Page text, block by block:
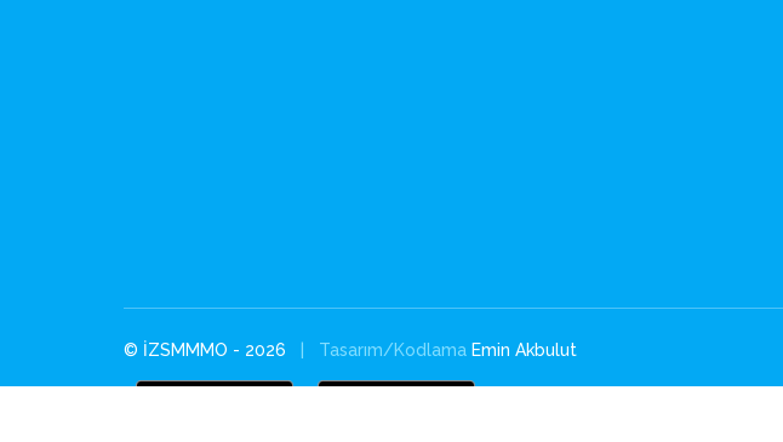
© İZSMMMO - 2026 | Tasarım/Kodlama Emin Akbulut